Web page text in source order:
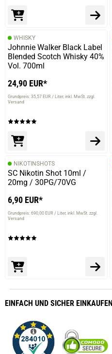
prev
WHISKY
Johnnie Walker Black Label
Blended Scotch Whisky 40%
Vol. 700ml
24,90 EUR*
Grundpreis: 35,57 EUR / Liter inkl. MwSt. zzgl.
Versand
NIKOTINSHOTS
SC Nikotin Shot 10ml /
20mg / 30PG/70VG
6,90 EUR*
Grundpreis: 690,00 EUR / Liter inkl. MwSt. zzgl.
Versand
EINFACH UND SICHER EINKAUFEN